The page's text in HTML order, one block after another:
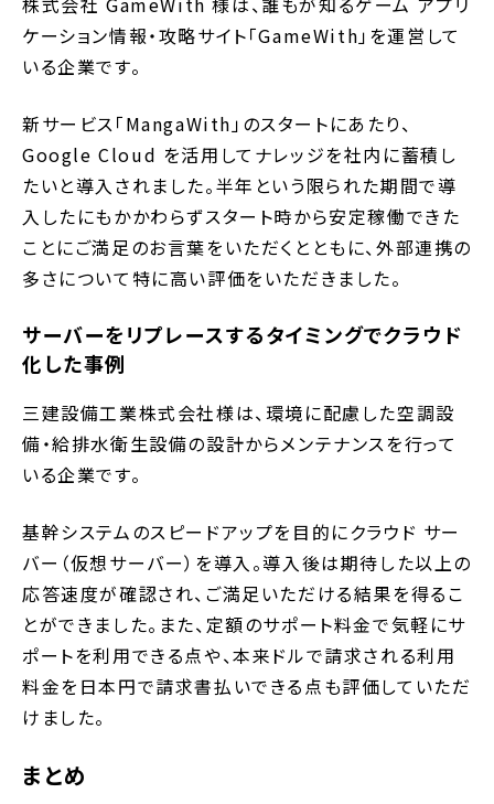
ケーション情報・攻略サイト「GameWith」を運営して
いる企業です。
新サービス「MangaWith」のスタートにあたり、
Google Cloud を活用してナレッジを社内に蓄積し
たいと導入されました。半年という限られた期間で導
入したにもかかわらずスタート時から安定稼働できた
ことにご満足のお言葉をいただくとともに、外部連携の
多さについて特に高い評価をいただきました。
サーバーをリプレースするタイミングでクラウド
化した事例
三建設備工業株式会社様は、環境に配慮した空調設
備・給排水衛生設備の設計からメンテナンスを行って
いる企業です。
基幹システムのスピードアップを目的にクラウド サー
バー（仮想サーバー）を導入。導入後は期待した以上の
応答速度が確認され、ご満足いただける結果を得るこ
とができました。また、定額のサポート料金で気軽にサ
ポートを利用できる点や、本来ドルで請求される利用
料金を日本円で請求書払いできる点も評価していただ
けました。
まとめ